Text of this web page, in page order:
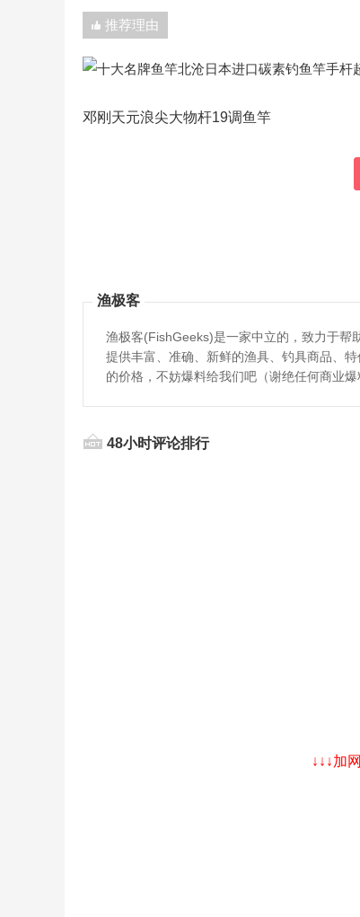
推荐理由
邓刚天元浪尖大物杆19调鱼竿
渔极客
渔极客(FishGeeks)是一家中立的，致力于帮
提供丰富、准确、新鲜的渔具、钓具商品、
的价格，不妨爆料给我们吧（谢绝任何商业爆
48小时评论排行
↓↓↓加